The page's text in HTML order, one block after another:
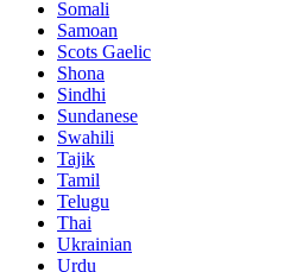
Somali
Samoan
Scots Gaelic
Shona
Sindhi
Sundanese
Swahili
Tajik
Tamil
Telugu
Thai
Ukrainian
Urdu